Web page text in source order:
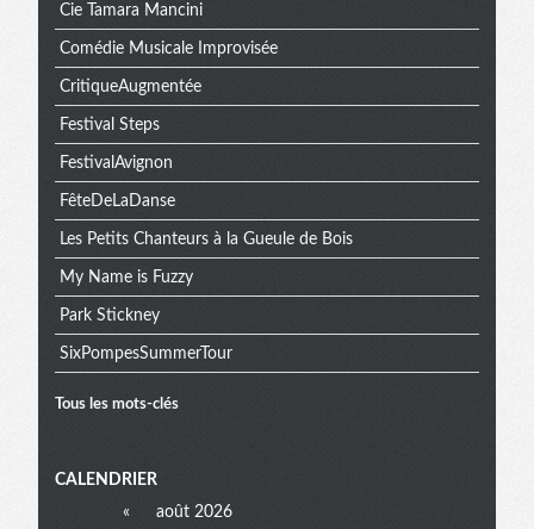
Cie Tamara Mancini
Comédie Musicale Improvisée
CritiqueAugmentée
Festival Steps
FestivalAvignon
FêteDeLaDanse
Les Petits Chanteurs à la Gueule de Bois
My Name is Fuzzy
Park Stickney
SixPompesSummerTour
Tous les mots-clés
Menu
CALENDRIER
«
août 2026